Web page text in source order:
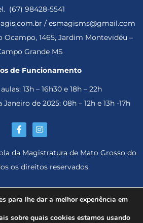
(67) 98428-5541
/ esmagisms@gmail.com
Ocampo, 1465, Jardim Montevidéu –
Grande MS
de Funcionamento
13h – 16h30 e 18h – 22h
de 2025: 08h – 12h e 13h -17h
da Magistratura de Mato Grosso do
os direitos reservados.
para lhe dar a melhor experiência em
sobre quais cookies estamos usando